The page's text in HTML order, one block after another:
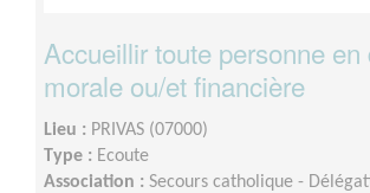
Accueillir toute personne
morale ou/et financière
Lieu : PRIVAS (07000)
Type : Ecoute
Association : Secours catholique -